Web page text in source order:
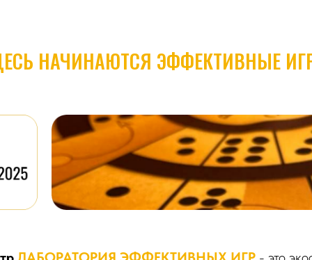
НАЧИНАЮТСЯ ЭФФЕКТИВНЫЕ